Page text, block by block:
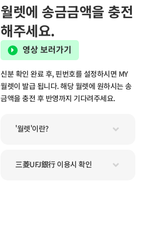
월렛에 송금금액을 충전
해주세요.
영상 보러가기
신분 확인 완료 후, 핀번호를 설정하시면 MY
월렛이 발급 됩니다. 해당 월렛에 원하시는 송
금액을 충전 후 반영까지 기다려주세요.
'월렛'이란?
三菱UFJ銀行 이용시 확인